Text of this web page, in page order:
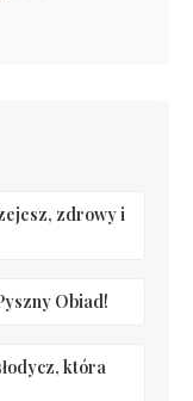
zdrowy i
Obiad!
która